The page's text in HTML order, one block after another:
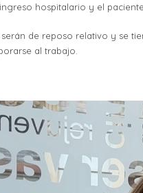
hospitalario y el
de reposo relativo y se
al trabajo.